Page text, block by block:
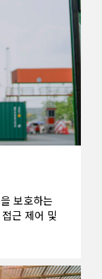
보호하는
근 제어 및